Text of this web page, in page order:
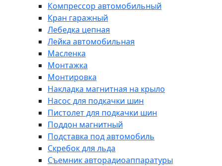
Компрессор автомобильный
Кран гаражный
Лебедка цепная
Лейка автомобильная
Масленка
Монтажка
Монтировка
Накладка магнитная на крыло
Насос для подкачки шин
Пистолет для подкачки шин
Поддон магнитный
Подставка под автомобиль
Скребок для льда
Съемник авторадиоаппаратуры